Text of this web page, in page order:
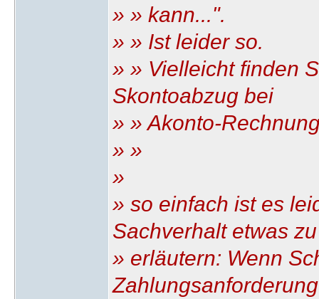
» » kann...".
» » Ist leider so.
» » Vielleicht finden
Skontoabzug bei
» » Akonto-
» »
»
» so einfach ist es
Sachverhalt etwas zu
» erläutern: Wenn